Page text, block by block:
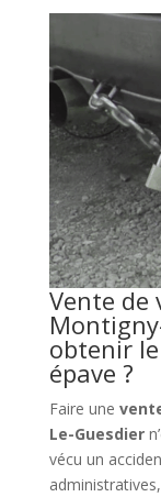
Vente de
obtenir
épave ?
Faire une
Le-Guesdier
vécu un